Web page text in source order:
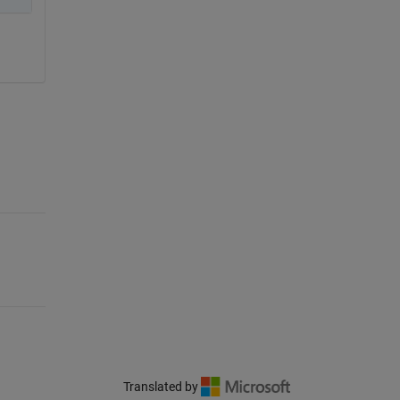
Translated by